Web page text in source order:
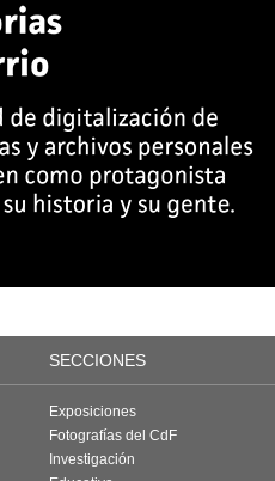
SECCIONES
Exposiciones
Fotografías del CdF
Investigación